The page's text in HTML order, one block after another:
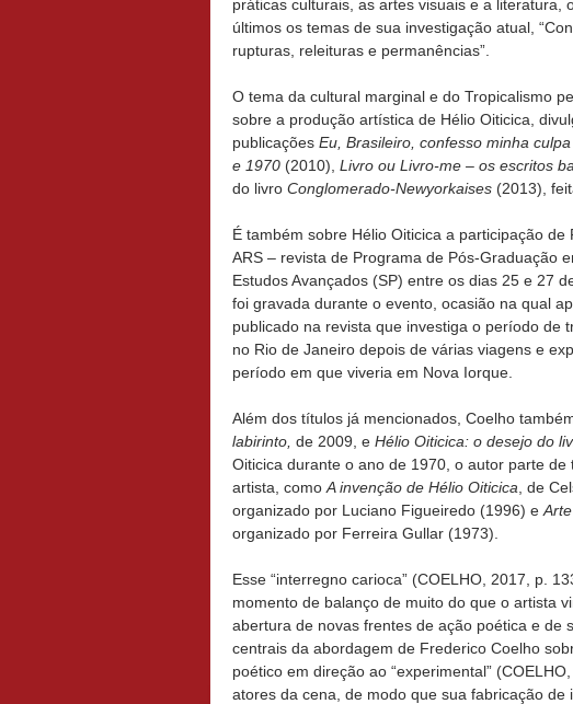
práticas culturais, as artes visuais e a literatura,
últimos os temas de sua investigação atual,
rupturas, releituras e permanências”.
O tema da cultural marginal e do Tropicalismo
sobre a produção artística de Hélio Oiticica,
publicações Eu, Brasileiro, confesso minha
e 1970 (2010), Livro ou Livro-me – os escritos
do livro Conglomerado-Newyorkaises (2013),
É também sobre Hélio Oiticica a participação
ARS – revista de Programa de Pós-Graduação
Estudos Avançados (SP) entre os dias 25 e 27
foi gravada durante o evento, ocasião na qual
publicado na revista que investiga o período de
no Rio de Janeiro depois de várias viagens e
período em que viveria em Nova Iorque.
Além dos títulos já mencionados, Coelho
labirinto, de 2009, e Hélio Oiticica: o desejo do
Oiticica durante o ano de 1970, o autor parte
artista, como A invenção de Hélio Oiticica , de
organizado por Luciano Figueiredo (1996) e
organizado por Ferreira Gullar (1973).
Esse “interregno carioca” (COELHO, 2017, p.
momento de balanço de muito do que o artista
abertura de novas frentes de ação poética e de
centrais da abordagem de Frederico Coelho
poético em direção ao “experimental”
atores da cena, de modo que sua fabricação